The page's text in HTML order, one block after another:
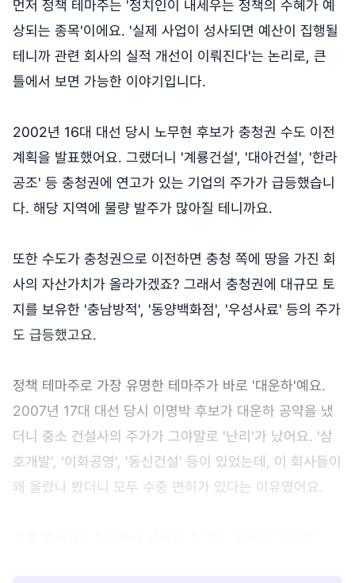
먼저 정책 테마주는 '정치인이 내세우는 정책의 수혜가 예
상되는 종목'이에요. '실제 사업이 성사되면 예산이 집행될
테니까 관련 회사의 실적 개선이 이뤄진다'는 논리로, 큰
틀에서 보면 가능한 이야기입니다.
2002년 16대 대선 당시 노무현 후보가 충청권 수도 이전
계획을 발표했어요. 그랬더니 '계룡건설', '대아건설', '한라
공조' 등 충청권에 연고가 있는 기업의 주가가 급등했습니
다. 해당 지역에 물량 발주가 많아질 테니까요.
또한 수도가 충청권으로 이전하면 충청 쪽에 땅을 가진 회
사의 자산가치가 올라가겠죠? 그래서 충청권에 대규모 토
지를 보유한 '충남방적', '동양백화점', '우성사료' 등의 주가
도 급등했고요.
정책 테마주로 가장 유명한 테마주가 바로 '대운하'예요.
2007년 17대 대선 당시 이명박 후보가 대운하 공약을 냈
더니 중소 건설사의 주가가 그야말로 '난리'가 났어요. '삼
호개발', '이화공영', '동신건설' 등이 있었는데, 이 회사들이
왜 올랐나 봤더니 모두 수중 면허가 있다는 이유였어요.